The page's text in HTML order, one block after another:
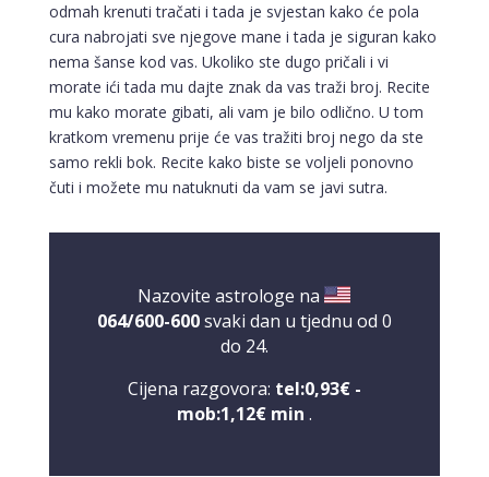
odmah krenuti tračati i tada je svjestan kako će pola
cura nabrojati sve njegove mane i tada je siguran kako
nema šanse kod vas. Ukoliko ste dugo pričali i vi
morate ići tada mu dajte znak da vas traži broj. Recite
mu kako morate gibati, ali vam je bilo odlično. U tom
kratkom vremenu prije će vas tražiti broj nego da ste
samo rekli bok. Recite kako biste se voljeli ponovno
čuti i možete mu natuknuti da vam se javi sutra.
Nazovite astrologe na
064/600-600svaki dan u tjednu od 0
do 24.
Cijena razgovora: tel:0,93€ -
mob:1,12€ min .